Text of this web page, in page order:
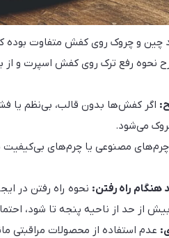
چین و چروک روی کفش متفاوت
رفع ترک روی کفش اسپرت و از
اگر کفش‌ها بدون قالب، بی‌نظم یا
می‌شود.
چرم‌های مصنوعی یا چرم‌های بی‌کیفیت
راه رفتن: نحوه راه رفتن در
بیش از حد از ناحیه پنجه تا شود،
عدم استفاده از محصولات